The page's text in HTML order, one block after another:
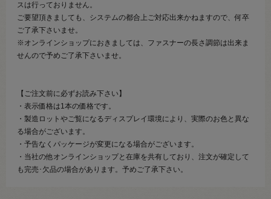
スは行っておりません。
ご要望頂きましても、システムの都合上ご対応出来かねますので、何卒
ご了承下さいませ。
※オンラインショップにおきましては、ファスナーの長さ調節は出来ま
せんので予めご了承下さいませ。
【ご注文前に必ずお読み下さい】
・表示価格は1本の価格です。
・製造ロットやご覧になるディスプレイ環境により、実際のお色と異な
る場合がございます。
・予告なくパッケージが変更になる場合がございます。
・当社の他オンラインショップと在庫を共有しており、注文が確定して
も完売･欠品の場合があります。予めご了承下さい。